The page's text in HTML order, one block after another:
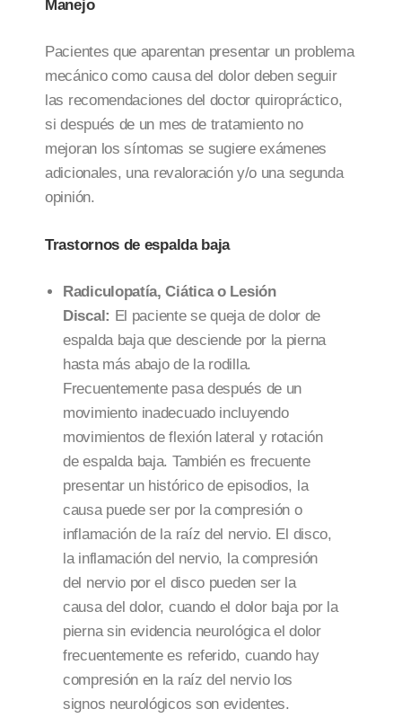
Manejo
Pacientes que aparentan presentar un problema
mecánico como causa del dolor deben seguir
las recomendaciones del doctor quiropráctico,
si después de un mes de tratamiento no
mejoran los síntomas se sugiere exámenes
adicionales, una revaloración y/o una segunda
opinión.
Trastornos de espalda baja
Radiculopatía, Ciática o Lesión
Discal: El paciente se queja de dolor de
espalda baja que desciende por la pierna
hasta más abajo de la rodilla.
Frecuentemente pasa después de un
movimiento inadecuado incluyendo
movimientos de flexión lateral y rotación
de espalda baja. También es frecuente
presentar un histórico de episodios, la
causa puede ser por la compresión o
inflamación de la raíz del nervio. El disco,
la inflamación del nervio, la compresión
del nervio por el disco pueden ser la
causa del dolor, cuando el dolor baja por la
pierna sin evidencia neurológica el dolor
frecuentemente es referido, cuando hay
compresión en la raíz del nervio los
signos neurológicos son evidentes.